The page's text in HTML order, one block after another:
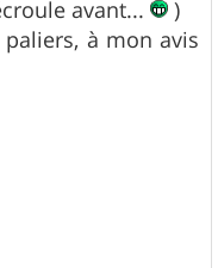
avant...
)
à mon avis